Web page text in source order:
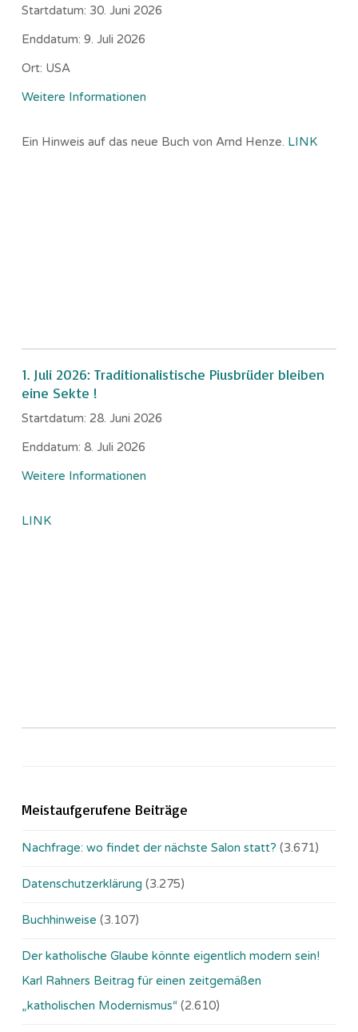
Startdatum: 30. Juni 2026
Enddatum: 9. Juli 2026
Ort: USA
Weitere Informationen
Ein Hinweis auf das neue Buch von Arnd Henze. LINK
1. Juli 2026: Traditionalistische Piusbrüder bleiben
eine Sekte !
Startdatum: 28. Juni 2026
Enddatum: 8. Juli 2026
Weitere Informationen
LINK
Meistaufgerufene Beiträge
Nachfrage: wo findet der nächste Salon statt? (3.671)
Datenschutzerklärung (3.275)
Buchhinweise (3.107)
Der katholische Glaube könnte eigentlich modern sein!
Karl Rahners Beitrag für einen zeitgemäßen
„katholischen Modernismus“ (2.610)